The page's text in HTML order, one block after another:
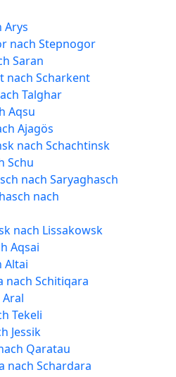
Arys
nach Stepnogor
Saran
nach Scharkent
Talghar
Aqsu
Ajagös
nach Schachtinsk
Schu
nach Saryaghasch
nach
nach Lissakowsk
Aqsai
Altai
nach Schitiqara
Tekeli
Jessik
Qaratau
nach Schardara